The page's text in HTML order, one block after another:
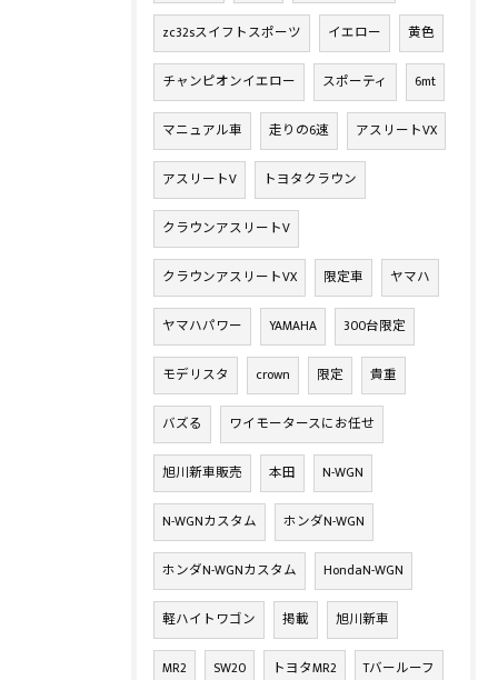
zc32sスイフトスポーツ イエロー 黄色
チャンピオンイエロー スポーティ 6mt
マニュアル車 走りの6速 アスリートVX
アスリートV トヨタクラウン
クラウンアスリートV
クラウンアスリートVX 限定車 ヤマハ
ヤマハパワー YAMAHA 300台限定
モデリスタ crown 限定 貴重
バズる ワイモータースにお任せ
旭川新車販売 本田 N-WGN
N-WGNカスタム ホンダN-WGN
ホンダN-WGNカスタム HondaN-WGN
軽ハイトワゴン 掲載 旭川新車
MR2 SW20 トヨタMR2 Tバールーフ